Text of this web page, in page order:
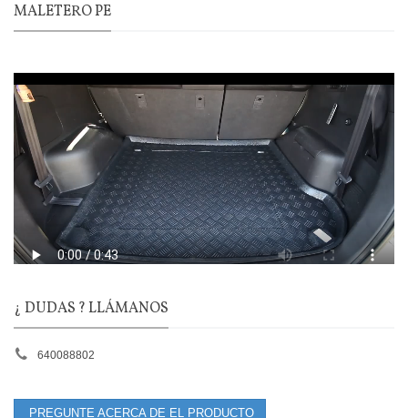
MALETERO PE
¿ DUDAS ? LLÁMANOS
640088802
PREGUNTE ACERCA DE EL PRODUCTO